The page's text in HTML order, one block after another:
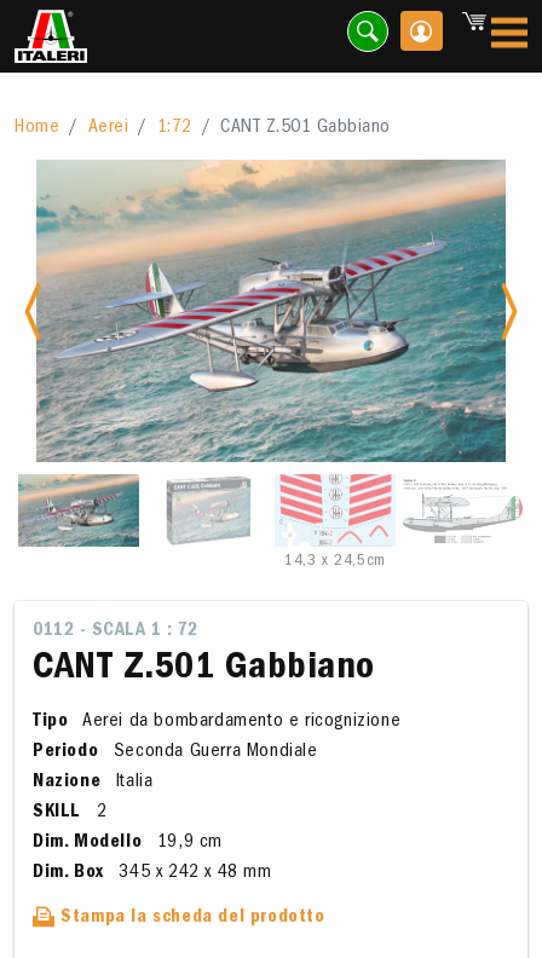
Home Aerei 1:72 CANT Z.501 Gabbiano
Previous
14,3 x 24,5cm
0112 - SCALA 1 : 72
CANT Z.501 Gabbiano
Tipo
Aerei da bombardamento e ricognizione
Periodo
Seconda Guerra Mondiale
Nazione
Italia
SKILL
2
Dim. Modello
19,9 cm
Dim. Box
345 x 242 x 48 mm
Stampa la scheda del prodotto